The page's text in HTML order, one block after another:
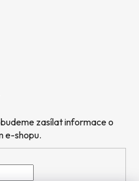
zasílat informace o
e-shopu.